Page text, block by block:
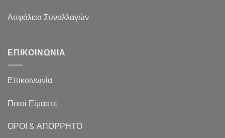
Ασφάλεια Συναλλαγών
ΕΠΙΚΟΙΝΩΝΙΑ
Επικοινωνία
Ποιοί Είμαστε
ΟΡΟΙ & ΑΠΟΡΡΗΤΟ